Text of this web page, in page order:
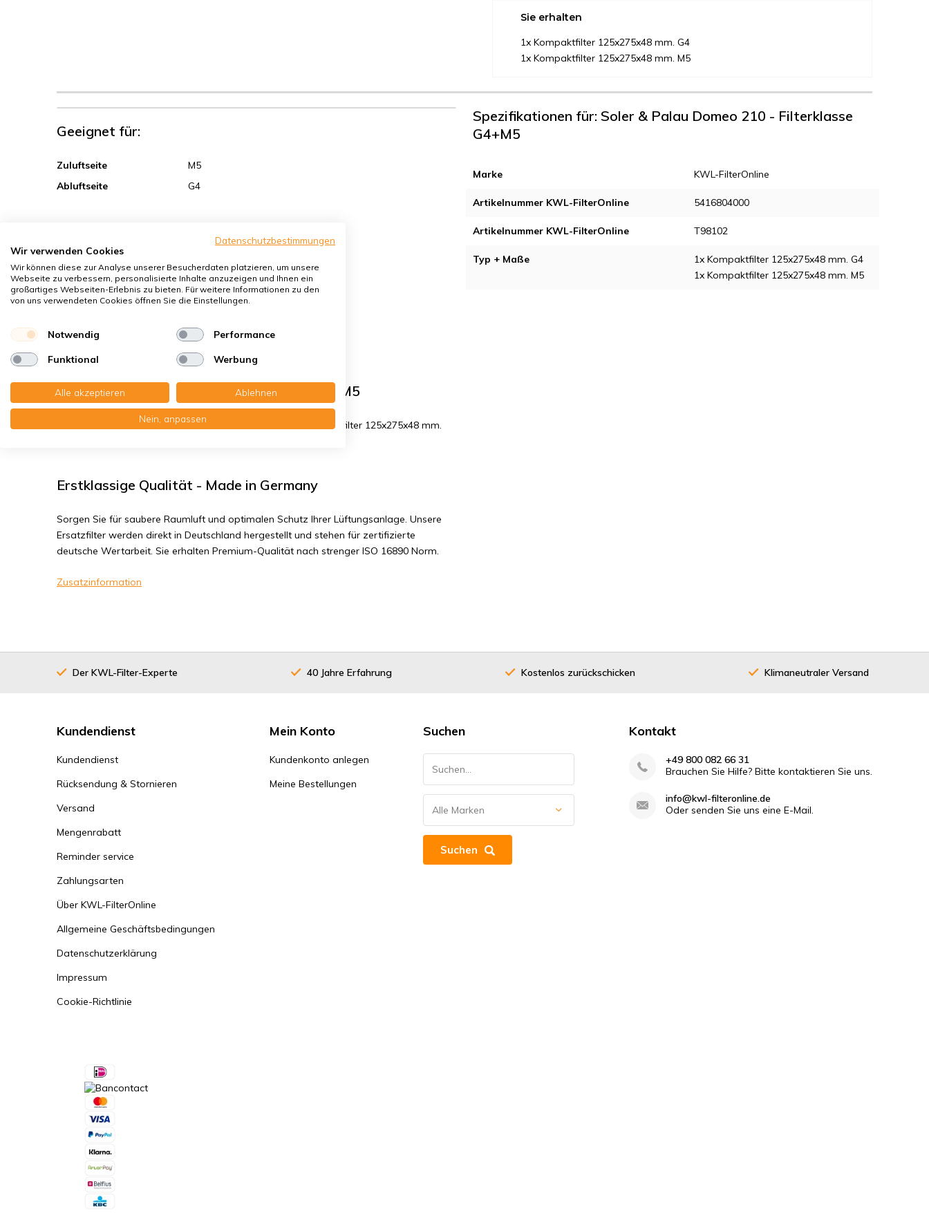
Sie erhalten
1x Kompaktfilter 125x275x48 mm. G4
1x Kompaktfilter 125x275x48 mm. M5
Geeignet für:
Zuluftseite
M5
Abluftseite
G4
Sand, Grobstaub
Sporen, Pollen
Hausstaubmilben
Soler & Palau Domeo 210 - Filterklasse G4+M5
Sie erhalten: 1x Kompaktfilter 125x275x48 mm. G4 1x Kompaktfilter 125x275x48 mm.
Erstklassige Qualität - Made in Germany
Sorgen Sie für saubere Raumluft und optimalen Schutz Ihrer Lüftungsanlage. Unsere
Ersatzfilter werden direkt in Deutschland hergestellt und stehen für zertifizierte
deutsche Wertarbeit. Sie erhalten Premium-Qualität nach strenger ISO 16890 Norm.
Zusatzinformation
Spezifikationen für: Soler & Palau Domeo 210 - Filterklasse
G4+M5
Marke KWL-FilterOnline
Artikelnummer KWL-FilterOnline 5416804000
Artikelnummer KWL-FilterOnline T98102
Typ + Maße
1x Kompaktfilter 125x275x48 mm. G4
1x Kompaktfilter 125x275x48 mm. M5
Der KWL-Filter-Experte 40 Jahre Erfahrung Kostenlos zurückschicken Klimaneutraler Versand
Kundendienst
Kundendienst
Rücksendung & Stornieren
Versand
Mengenrabatt
Reminder service
Zahlungsarten
Über KWL-FilterOnline
Allgemeine Geschäftsbedingungen
Datenschutzerklärung
Impressum
Cookie-Richtlinie
Mein Konto
Kundenkonto anlegen
Meine Bestellungen
Suchen
Suchen
Kontakt
+49 800 082 66 31
Brauchen Sie Hilfe? Bitte kontaktieren Sie uns.
info@kwl-filteronline.de
Oder senden Sie uns eine E-Mail.
Datenschutzbestimmungen
Wir verwenden Cookies
Wir können diese zur Analyse unserer Besucherdaten platzieren, um unsere
Webseite zu verbessern, personalisierte Inhalte anzuzeigen und Ihnen ein
großartiges Webseiten-Erlebnis zu bieten. Für weitere Informationen zu den
von uns verwendeten Cookies öffnen Sie die Einstellungen.
Notwendig Performance
Funktional Werbung
Alle akzeptieren Ablehnen
Nein, anpassen